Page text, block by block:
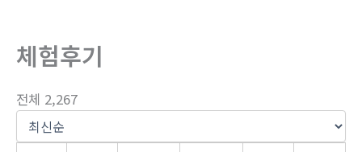
체험후기
전체 2,267